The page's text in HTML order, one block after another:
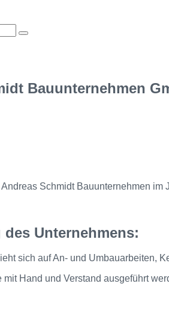
Bauunternehmen
Schmidt Bauunternehmen
Unternehmens:
sich auf An- und Umbauarbeiten,
mit Hand und Verstand ausgeführt